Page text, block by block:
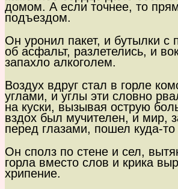
домом. А если точнее, то
подъездом.
Он уронил пакет, и бутылки с
об асфальт, разлетелись, и
запахло алкоголем.
Воздух вдруг стал в горле
углами, и углы эти словно
на куски, вызывая острую
вздох был мучителен, и мир,
перед глазами, пошел куда-
Он сполз по стене и сел,
горла вместо слов и крика
хрипение.